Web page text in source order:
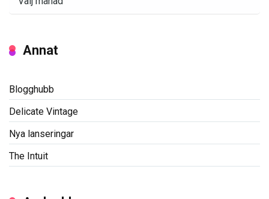
Annat
Blogghubb
Delicate Vintage
Nya lanseringar
The Intuit